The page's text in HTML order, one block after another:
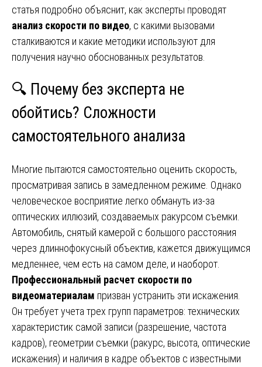
статья подробно объяснит, как эксперты проводят
анализ скорости по видео, с какими вызовами
сталкиваются и какие методики используют для
получения научно обоснованных результатов.
🔍 Почему без эксперта не
обойтись? Сложности
самостоятельного анализа
Многие пытаются самостоятельно оценить скорость,
просматривая запись в замедленном режиме. Однако
человеческое восприятие легко обмануть из-за
оптических иллюзий, создаваемых ракурсом съемки.
Автомобиль, снятый камерой с большого расстояния
через длиннофокусный объектив, кажется движущимся
медленнее, чем есть на самом деле, и наоборот.
Профессиональный расчет скорости по
видеоматериалам призван устранить эти искажения.
Он требует учета трех групп параметров: технических
характеристик самой записи (разрешение, частота
кадров), геометрии съемки (ракурс, высота, оптические
искажения) и наличия в кадре объектов с известными